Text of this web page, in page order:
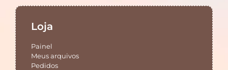
Loja
Painel
Meus arquivos
Pedidos